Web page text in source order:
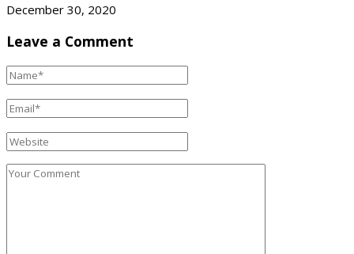
December 30, 2020
Leave a Comment